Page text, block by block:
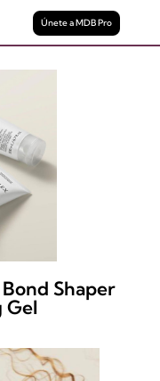
Únete a MDB Pro
Shaper
Gel